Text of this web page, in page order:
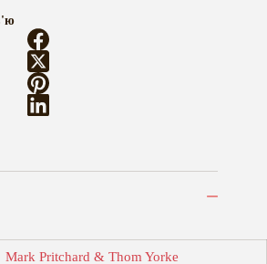
Mark Pritchard & Thom Yorke